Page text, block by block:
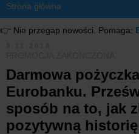
👉 Nie przegap nowości. Pomaga:
Darmowa
Eurobanku.
sposób na to, jak
pozytywną